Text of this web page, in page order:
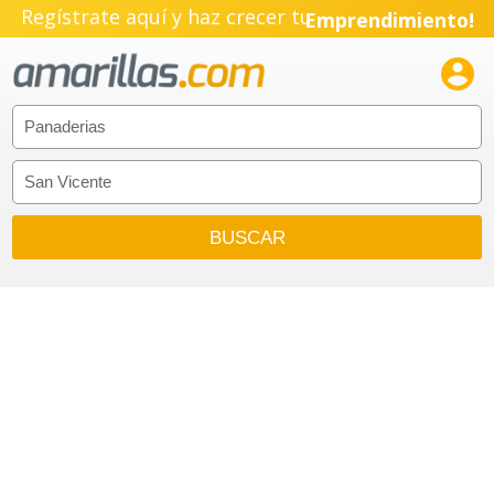
Regístrate aquí y haz crecer tuEmprendimiento!
